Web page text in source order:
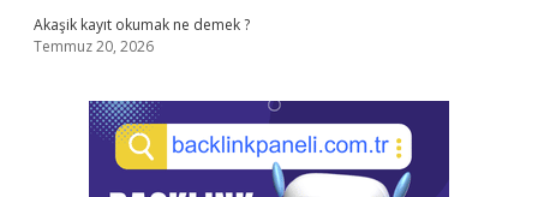
Akaşik kayıt okumak ne demek ?
Temmuz 20, 2026